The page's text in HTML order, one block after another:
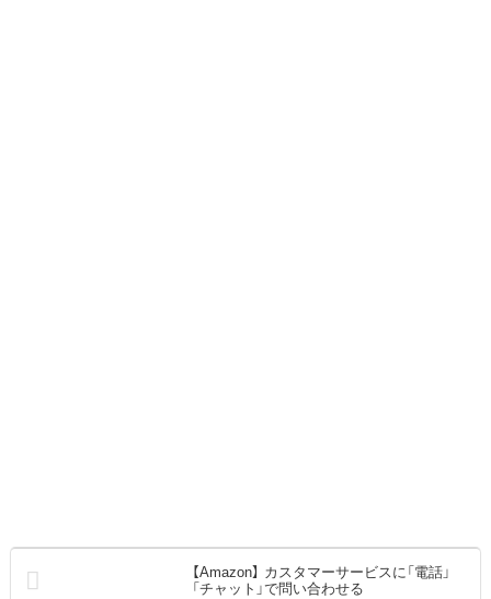
【Amazon】 カスタマーサービスに「電話」
「チャット」で問い合わせる